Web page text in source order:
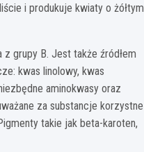
i produkuje kwiaty o żółtym
grupy B. Jest także źródłem
kwas linolowy, kwas
aminokwasy oraz
za substancje korzystne
takie jak beta-karoten,